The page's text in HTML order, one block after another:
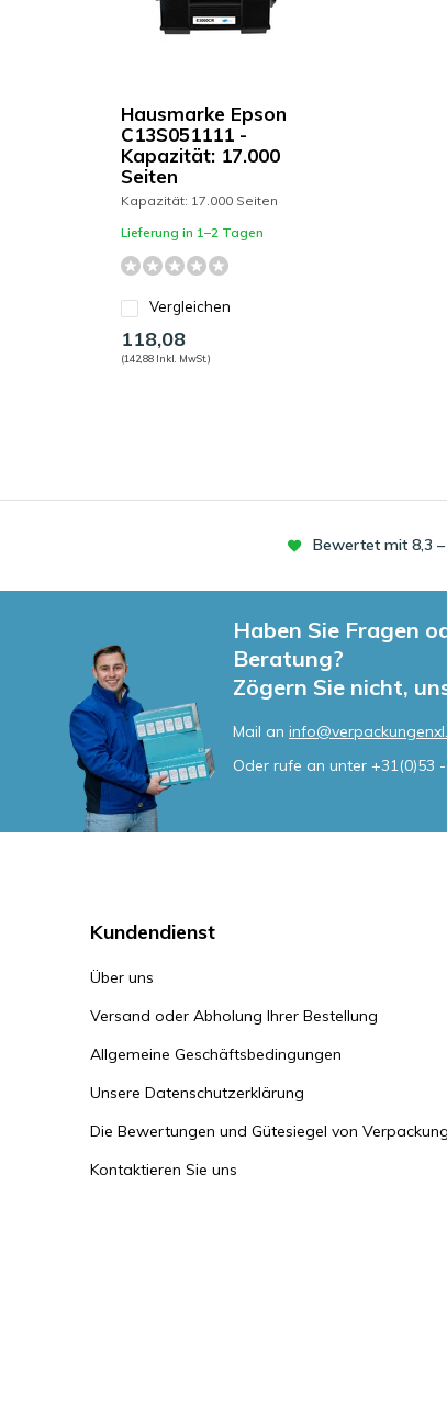
Hausmarke Epson
C13S051111 -
Kapazität: 17.000
Seiten
Kapazität: 17.000 Seiten
Lieferung in 1–2 Tagen
Vergleichen
118,08
(142,88 Inkl. MwSt.)
Bewertet mit 8,3
Haben Sie Fragen
Beratung?
Zögern Sie nicht,
Mail an
Oder rufe an unter +31(0)53
Kundendienst
Über uns
Versand oder Abholung Ihrer Bestellung
Allgemeine Geschäftsbedingungen
Unsere Datenschutzerklärung
Die Bewertungen und Gütesiegel von
Kontaktieren Sie uns